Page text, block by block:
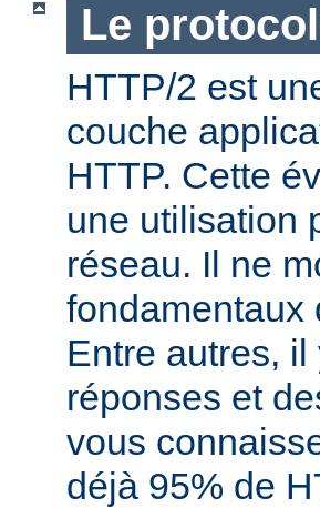
Le
HTTP/2 est
couche
HTTP. Cette
une utilisation
réseau. Il ne
fondamentaux
Entre autres,
réponses et
vous
déjà 95% de